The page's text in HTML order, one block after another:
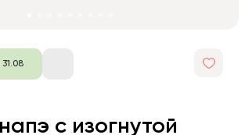
с изогнутой